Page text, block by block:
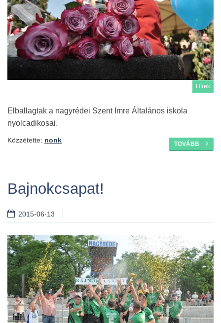
Hírek
Elballagtak a nagyrédei Szent Imre Általános iskola
nyolcadikosai.
TOVÁBB
Közzétette: nonk
Bajnokcsapat!
2015-06-13